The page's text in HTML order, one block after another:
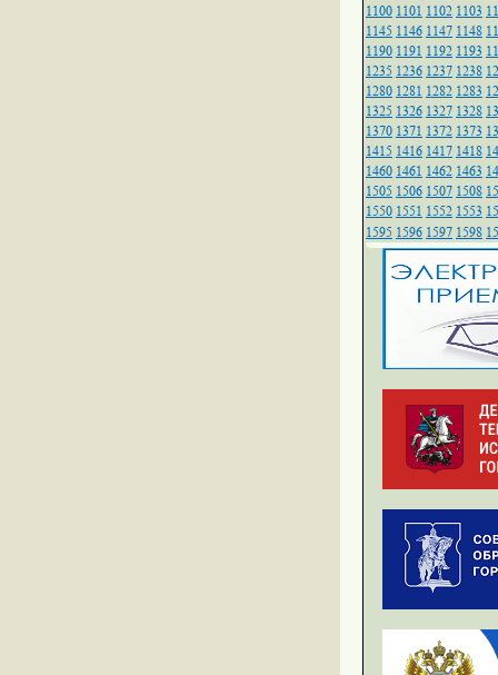
1100 1101 1102 1103
1145 1146 1147 1148
1190 1191 1192 1193
1235 1236 1237 1238
1280 1281 1282 1283
1325 1326 1327 1328
1370 1371 1372 1373
1415 1416 1417 1418
1460 1461 1462 1463
1505 1506 1507 1508
1550 1551 1552 1553
1595 1596 1597 1598